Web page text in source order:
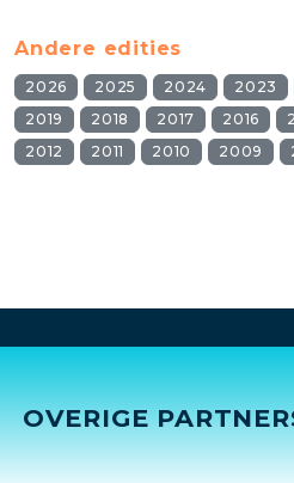
Andere edities
2026 2025 2024 2023
2019
2018 2017 2016
2012
2011 2010 2009
OVERIGE